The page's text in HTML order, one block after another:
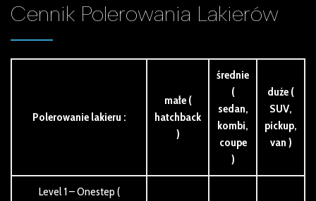
Cennik Polerowania Lakierów
Polerowanie lakieru :
małe (
hatchback
)
średnie
(
sedan,
kombi,
coupe
)
duże (
SUV,
pickup,
van )
Level 1 – Onestep (